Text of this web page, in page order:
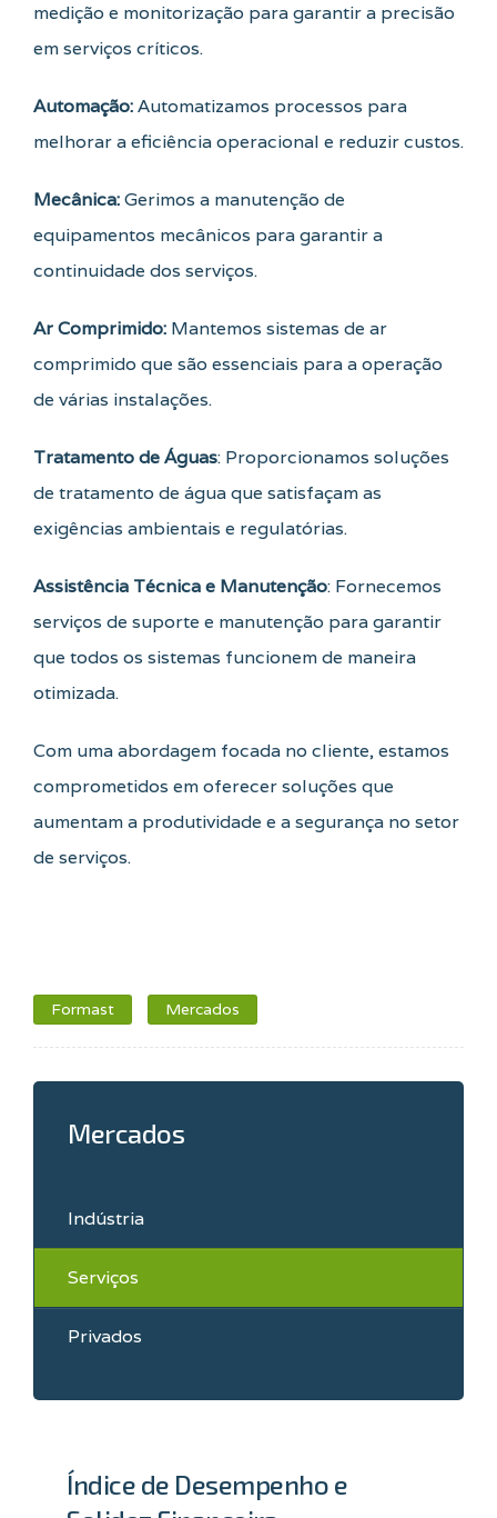
medição e monitorização para garantir a precisão
em serviços críticos.
Automação:Automatizamos processos para
melhorar a eficiência operacional e reduzir custos.
Mecânica:Gerimos a manutenção de
equipamentos mecânicos para garantir a
continuidade dos serviços.
Ar Comprimido: Mantemos sistemas de ar
comprimido que são essenciais para a operação
de várias instalações.
Tratamentode Águas: Proporcionamos soluções
de tratamento de água que satisfaçam as
exigências ambientais e regulatórias.
Assistência Técnica e Manutenção: Fornecemos
serviços de suporte e manutenção para garantir
que todos os sistemas funcionem de maneira
otimizada.
Com uma abordagem focada no cliente, estamos
comprometidos em oferecer soluções que
aumentam a produtividade e a segurança no setor
de serviços.
Formast Mercados
Mercados
Indústria
Serviços
Privados
Índice de Desempenho e